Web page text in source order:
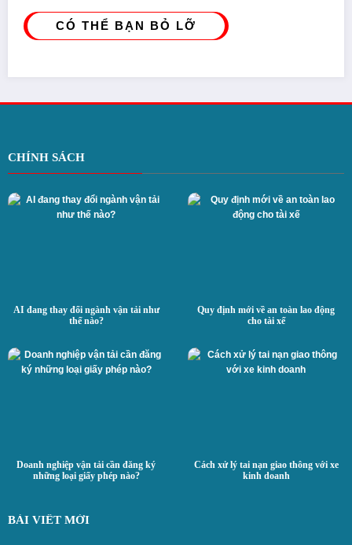
CÓ THỂ BẠN BỎ LỠ
CHÍNH SÁCH
AI đang thay đổi ngành vận tải như
thế nào?
Quy định mới về an toàn lao động
cho tài xế
Doanh nghiệp vận tải cần đăng ký
những loại giấy phép nào?
Cách xử lý tai nạn giao thông với xe
kinh doanh
BÀI VIẾT MỚI